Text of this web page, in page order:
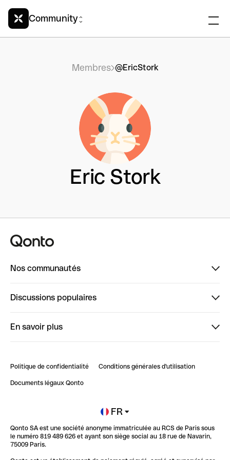
Community
Membres @EricStork
Eric Stork
Nos communautés
ClubQonto
Discussions populaires
Impact de l'IA sur les carrières/productivité
En savoir plus
Blog
Newsroom
Glossaire finance
Politique de confidentialité Conditions générales d'utilisation
Documents légaux Qonto
FR
Qonto SA est une société anonyme immatriculée au RCS de Paris sous
le numéro 819 489 626 et ayant son siège social au 18 rue de Navarin,
75009 Paris.